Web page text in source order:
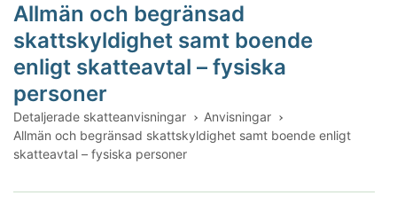
Allmän och begränsad
skattskyldighet samt boende
enligt skatteavtal – fysiska
personer
Detaljerade skatteanvisningar
Anvisningar
Allmän och begränsad skattskyldighet samt boende enligt
skatteavtal – fysiska personer